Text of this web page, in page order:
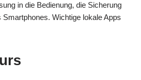
in die Bedienung, die Sicherung
Smartphones. Wichtige lokale Apps